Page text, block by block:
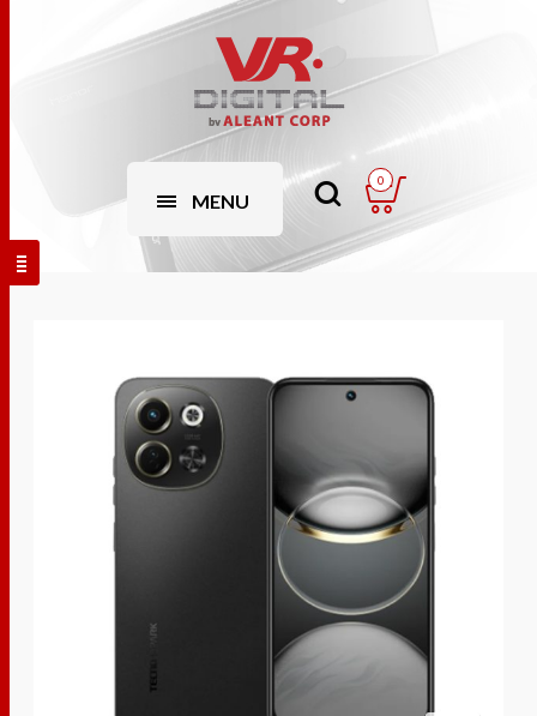
MENU
0